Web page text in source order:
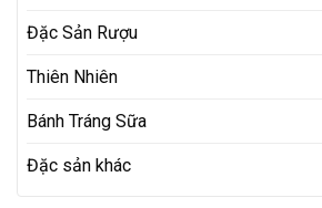
Đặc Sản Rượu
Thiên Nhiên
Bánh Tráng Sữa
Đặc sản khác